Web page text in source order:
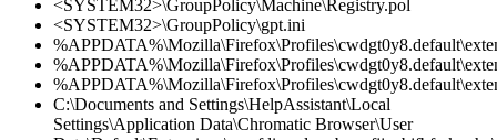
<SYSTEM32>\GroupPolicy\Machine\Registry.pol
<SYSTEM32>\GroupPolicy\gpt.ini
C:\Documents and Settings\HelpAssistant\Local
Settings\Application Data\Chromatic Browser\User